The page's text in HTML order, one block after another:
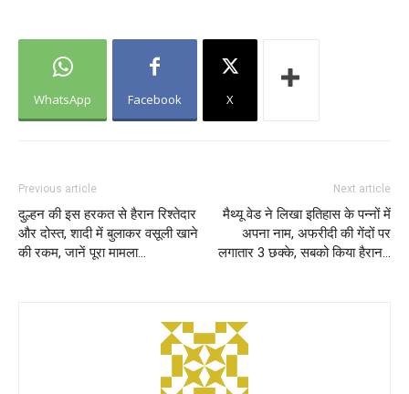
WhatsApp Facebook X
Previous article
दुल्हन की इस हरकत से हैरान रिश्तेदार
और दोस्त, शादी में बुलाकर वसूली खाने
की रकम, जानें पूरा मामला…
Next article
मैथ्यू वेड ने लिखा इतिहास के पन्नों में
अपना नाम, अफरीदी की गेंदों पर
लगातार 3 छक्के, सबको किया हैरान…